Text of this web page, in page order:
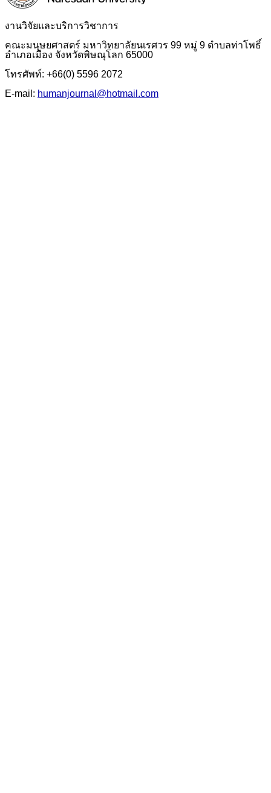
งานวิจัยและบริการวิชาการ
คณะมนุษยศาสตร์ มหาวิทยาลัยนเรศวร 99 หมู่ 9 ตำบลท่าโพธิ์
อำเภอเมือง จังหวัดพิษณุโลก 65000
โทรศัพท์: +66(0) 5596 2072
E-mail: humanjournal@hotmail.com